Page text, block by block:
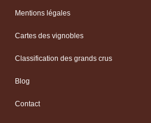
Mentions légales
Cartes des vignobles
Classification des grands crus
Blog
Contact